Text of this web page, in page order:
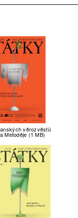
věrozvěstů
Metoděje (1 MB)